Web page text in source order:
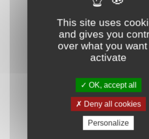
This site uses
and gives you
over what you
activate
OK, accept all
Deny all cookies
Personalize